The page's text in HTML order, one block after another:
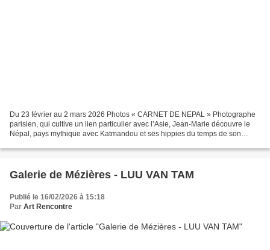
Du 23 février au 2 mars 2026 Photos « CARNET DE NEPAL » Photographe
parisien, qui cultive un lien particulier avec l’Asie, Jean-Marie découvre le
Népal, pays mythique avec Katmandou et ses hippies du temps de son
Galerie de Mézières - LUU VAN TAM
Publié le 16/02/2026 à 15:18
Par Art Rencontre